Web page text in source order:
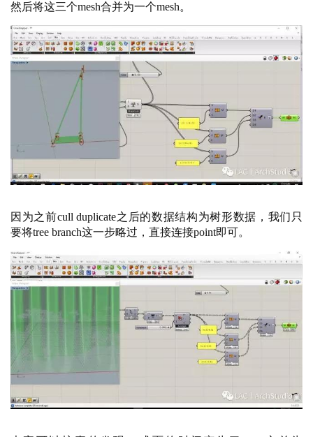
然后将这三个mesh合并为一个mesh。
因为之前cull duplicate之后的数据结构为树形数据，我们只
要将tree branch这一步略过，直接连接point即可。